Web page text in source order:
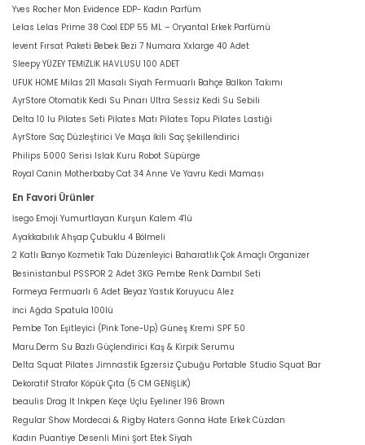
Yves Rocher Mon Evidence EDP- Kadın Parfüm
Lelas Lelas Prime 38 Cool EDP 55 ML – Oryantal Erkek Parfümü
levent Fırsat Paketi Bebek Bezi 7 Numara Xxlarge 40 Adet
Sleepy YÜZEY TEMİZLİK HAVLUSU 100 ADET
UFUK HOME Milas 211 Masalı Siyah Fermuarlı Bahçe Balkon Takımı
AyrStore Otomatik Kedi Su Pınarı Ultra Sessiz Kedi Su Sebili
Delta 10 lu Pilates Seti Pilates Matı Pilates Topu Pilates Lastiği
AyrStore Saç Düzleştirici Ve Maşa İkili Saç Şekillendirici
Philips 5000 Serisi Islak Kuru Robot Süpürge
Royal Canin Motherbaby Cat 34 Anne Ve Yavru Kedi Maması
En Favori Ürünler
İsego Emoji Yumurtlayan Kurşun Kalem 4'lü
Ayakkabılık Ahşap Çubuklu 4 Bölmeli
2 Katlı Banyo Kozmetik Takı Düzenleyici Baharatlık Çok Amaçlı Organizer
Besinistanbul PSSPOR 2 Adet 3KG Pembe Renk Dambıl Seti
Formeya Fermuarlı 6 Adet Beyaz Yastık Koruyucu Alez
İnci Ağda Spatula 100lü
Pembe Ton Eşitleyici (Pink Tone-Up) Güneş Kremi SPF 50
Maru.Derm Su Bazlı Güçlendirici Kaş & Kirpik Serumu
Delta Squat Pilates Jimnastik Egzersiz Çubuğu Portable Studio Squat Bar
Dekoratif Strafor Köpük Çıta (5 CM GENİŞLİK)
beaulis Drag It Inkpen Keçe Uçlu Eyeliner 196 Brown
Regular Show Mordecai & Rigby Haters Gonna Hate Erkek Cüzdan
Kadın Puantiye Desenli Mini Şort Etek Siyah